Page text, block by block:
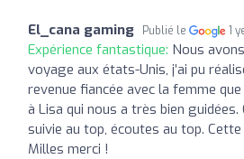
El_cana gaming Publié le 1
Expérience fantastique: Nous
voyage aux états-Unis, j’ai pu
revenue fiancée avec la femme que
à Lisa qui nous a très bien guidées.
suivie au top, écoutes au top.
Milles merci !